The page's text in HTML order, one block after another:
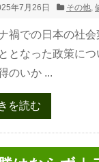
年7月26日 その他,
禍での日本の社
となった政策に
のいか ...
を読む